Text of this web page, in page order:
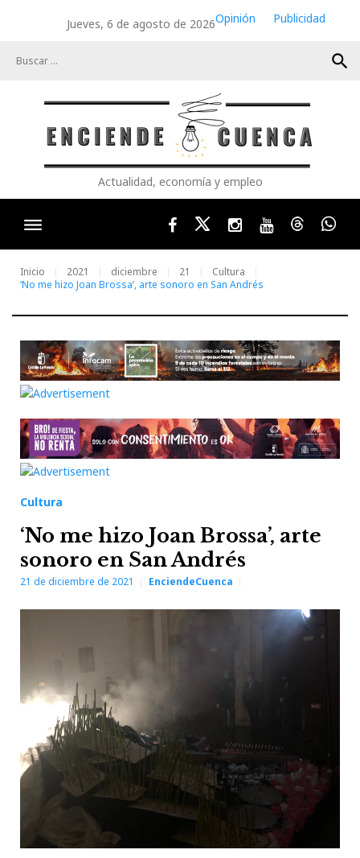
Jueves, 6 de agosto de 2026Opinión
Publicidad
search
Actualidad, economía y empleo
FacebookTwitterInstagram
YoutubeThreads
Inicio 2021 diciembre 21
Cultura
‘No me hizo Joan Brossa’, arte sonoro en San Andrés
Cultura
‘No me hizo Joan Brossa’, arte
sonoro en San Andrés
21 de diciembre de 2021 EnciendeCuenca